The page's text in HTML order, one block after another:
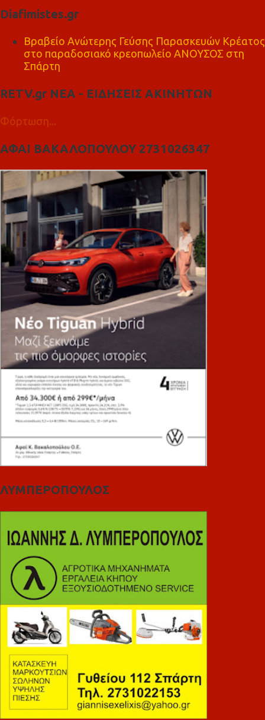
Diafimistes.gr
Βραβείο Ανώτερης Γεύσης Παρασκευών Κρέατος
στο παραδοσιακό κρεοπωλείο ΑΝΟΥΣΟΣ στη
Σπάρτη
RETV.gr ΝΕΑ - ΕΙΔΗΣΕΙΣ ΑΚΙΝΗΤΩΝ
Φόρτωση...
ΑΦΑΙ ΒΑΚΑΛΟΠΟΥΛΟΥ 2731026347
ΛΥΜΠΕΡΟΠΟΥΛΟΣ